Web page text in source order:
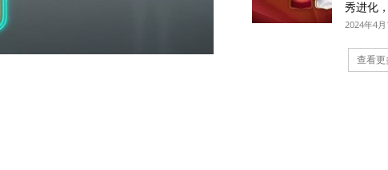
秀进化
2024年4月
查看更